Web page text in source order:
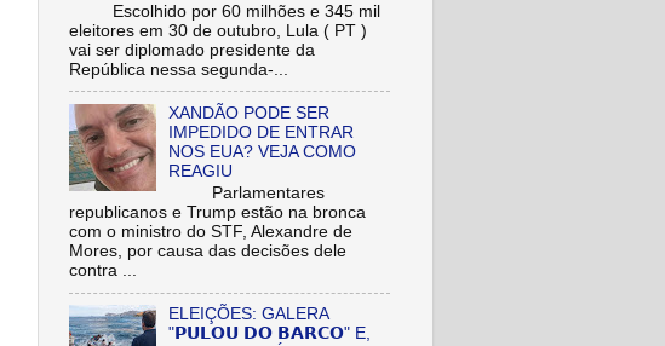
Escolhido por 60 milhões e 345 mil
eleitores em 30 de outubro, Lula ( PT )
vai ser diplomado presidente da
República nessa segunda-...
XANDÃO PODE SER
IMPEDIDO DE ENTRAR
NOS EUA? VEJA COMO
REAGIU
Parlamentares
republicanos e Trump estão na bronca
com o ministro do STF, Alexandre de
Mores, por causa das decisões dele
contra ...
ELEIÇÕES: GALERA
"𝗣𝗨𝗟𝗢𝗨 𝗗𝗢 𝗕𝗔𝗥𝗖𝗢" E,